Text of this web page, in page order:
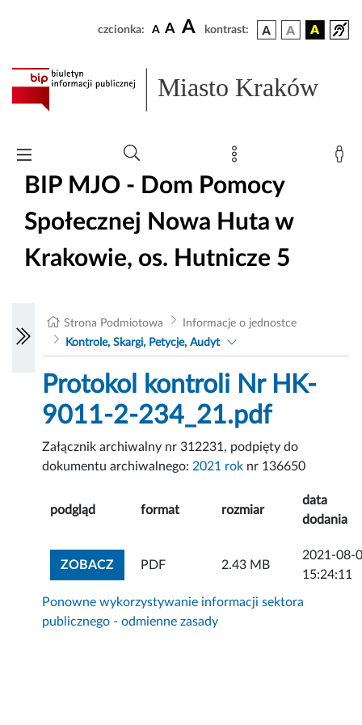
czcionka: A A A kontrast:
Miasto Kraków
BIP MJO - Dom Pomocy
Społecznej Nowa Huta w
Krakowie, os. Hutnicze 5
Strona Podmiotowa
Informacje o jednostce
Kontrole, Skargi, Petycje, Audyt
Protokol kontroli Nr HK-
9011-2-234_21.pdf
Załącznik archiwalny nr 312231, podpięty do
dokumentu archiwalnego: 2021 rok nr 136650
podgląd format rozmiar
data
dodania
ZOBACZZOBACZ ZAŁĄCZNIK
PDF 2.43 MB
2021-08-
15:24:11
Ponowne wykorzystywanie informacji sektora
publicznego - odmienne zasady